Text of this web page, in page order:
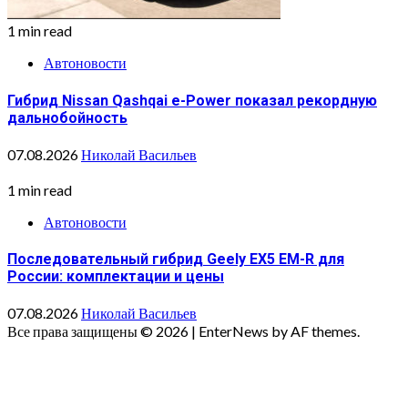
1 min read
Автоновости
Гибрид Nissan Qashqai e-Power показал рекордную
дальнобойность
07.08.2026Николай Васильев
1 min read
Автоновости
Последовательный гибрид Geely EX5 EM-R для
России: комплектации и цены
07.08.2026Николай Васильев
Все права защищены © 2026 | EnterNews by AF themes.